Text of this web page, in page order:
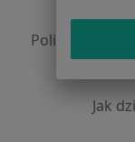
Polityka
Polityka
dane
Jak